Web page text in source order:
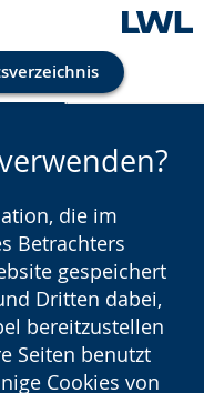
die im
Betrachters
gespeichert
Dritten dabei,
bereitzustellen
Seiten benutzt
Cookies von